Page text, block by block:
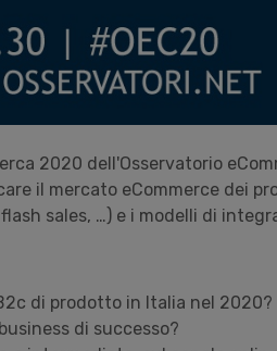
2020 dell'Osservatorio
il mercato eCommerce dei
sales, …) e i modelli di
di prodotto in Italia nel 2020?
di successo?